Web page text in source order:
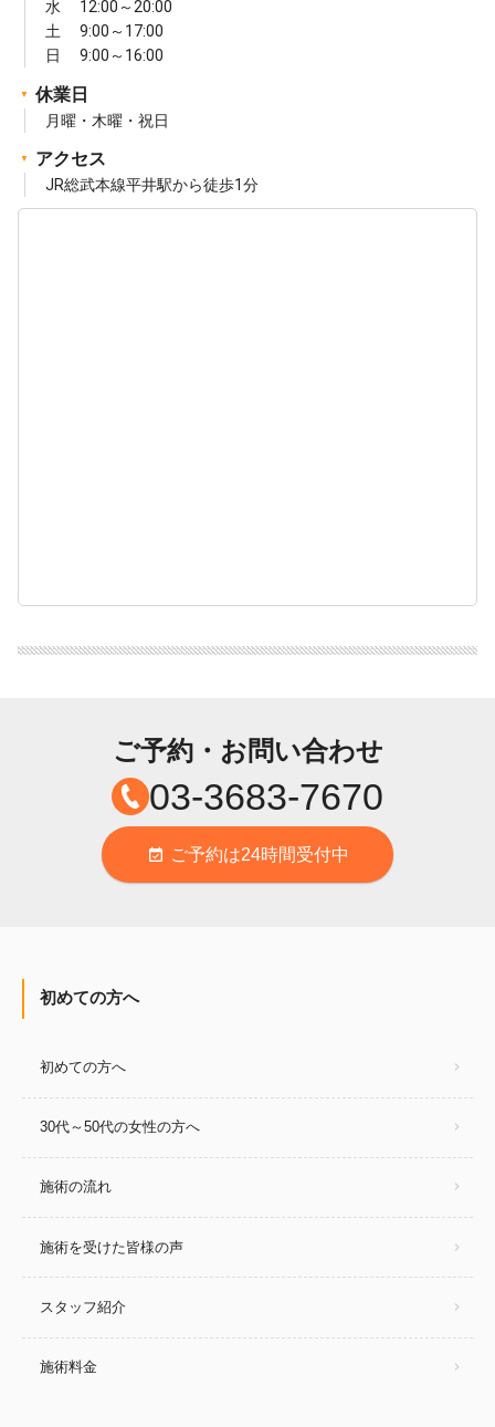
水 12:00～20:00
土 9:00～17:00
日 9:00～16:00
休業日
月曜・木曜・祝日
アクセス
JR総武本線平井駅から徒歩1分
ご予約・お問い合わせ
03-3683-7670
event_available ご予約は24時間受付中
初めての方へ
初めての方へ
30代～50代の女性の方へ
施術の流れ
施術を受けた皆様の声
スタッフ紹介
施術料金